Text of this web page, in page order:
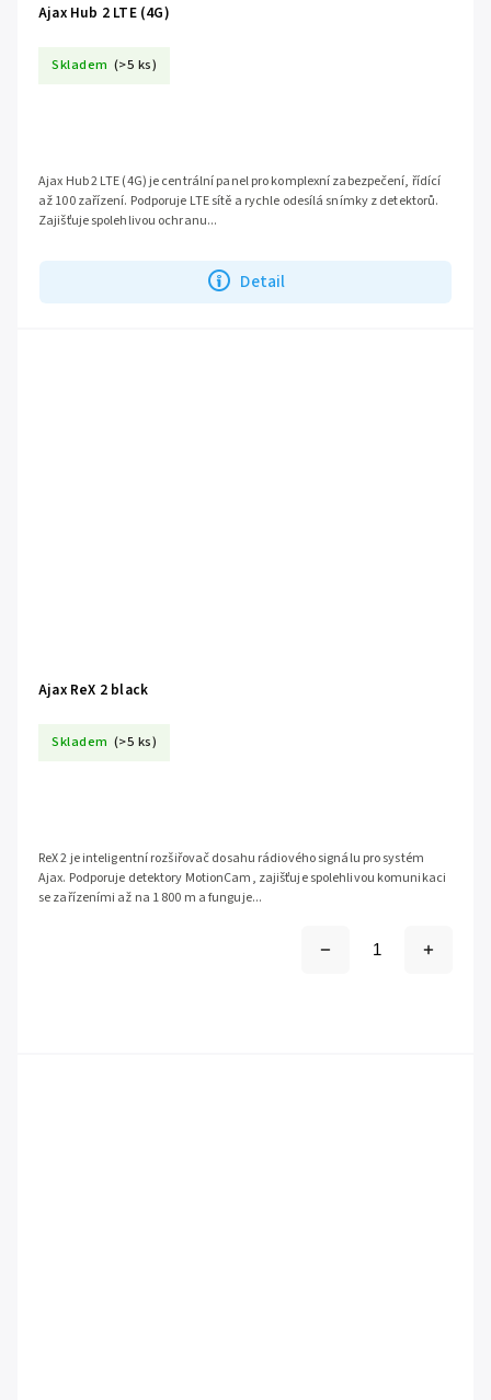
Ajax Hub 2 LTE (4G)
Skladem (>5 ks)
Detail
Ajax Hub 2 LTE (4G) je centrální panel pro komplexní zabezpečení, řídící
až 100 zařízení. Podporuje LTE sítě a rychle odesílá snímky z detektorů.
Zajišťuje spolehlivou ochranu...
Ajax ReX 2 black
Skladem (>5 ks)
ReX 2 je inteligentní rozšiřovač dosahu rádiového signálu pro systém
Ajax. Podporuje detektory MotionCam, zajišťuje spolehlivou komunikaci
se zařízeními až na 1 800 m a funguje...